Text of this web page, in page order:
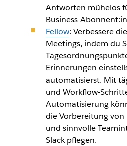
Antworten mühelos
Business-
Fellow: Verbessere
Meetings, indem du
Erinnerungen
automatisierst. Mit
und Workflow-
Automatisierung
die Vorbereitung
und sinnvolle
Slack pflegen.